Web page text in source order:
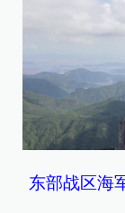
东部战区海